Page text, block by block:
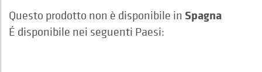
Questo prodotto non è disponibile in Spagna
É disponibile nei seguenti Paesi: